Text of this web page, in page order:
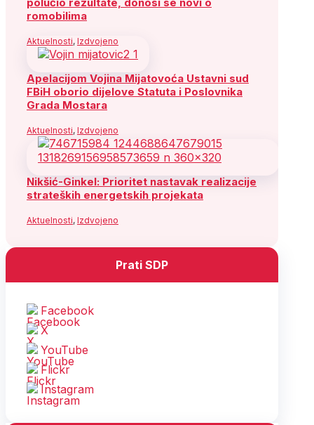
romobilima
Aktuelnosti, Izdvojeno
Apelacijom Vojina Mijatovoća Ustavni sud
FBiH oborio dijelove Statuta i Poslovnika
Grada Mostara
Aktuelnosti, Izdvojeno
Nikšić-Ginkel: Prioritet nastavak realizacije
strateških energetskih projekata
Aktuelnosti, Izdvojeno
Prati SDP
Facebook
X
YouTube
Flickr
Instagram